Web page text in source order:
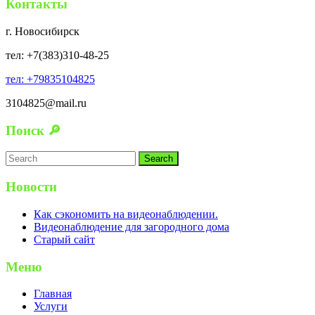
Контакты
г. Новосибирск
тел: +7(383)310-48-25
тел: +79835104825
3104825@mail.ru
Поиск 🔎
Search
for:
Новости
Как сэкономить на видеонаблюдении.
Видеонаблюдение для загородного дома
Старый сайт
Меню
Главная
Услуги